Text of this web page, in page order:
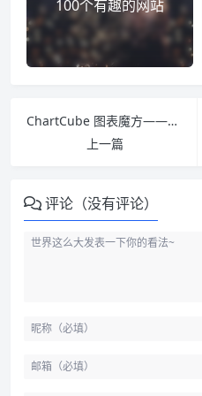
100个有趣的网站
ChartCube 图表魔方——一个在线表格数据可视化的制作工具
上一篇
评论（没有评论）